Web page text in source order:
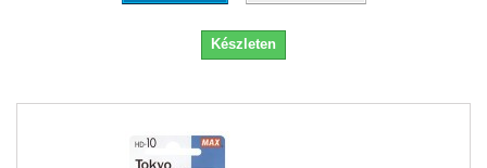
Készleten